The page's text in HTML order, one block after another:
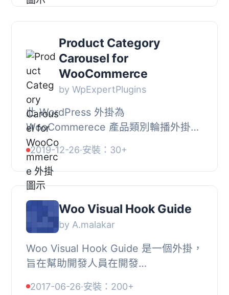
的網站運行流暢，而且它...
Product Category
Carousel for
WooCommerce
by WpExpertPlugins
此 WordPress 外掛為
WooCommerece 產品類別輪播外掛，
使用 WooCommerce 原始迴圈並顯示
您的產品設計樣式及佈局，您可以透過
快速建立器選擇分類 ID 作為 shor...
2019-12-26·安裝：30+
Woo Visual Hook Guide
by A.malakar
Woo Visual Hook Guide 是一個外掛，
旨在幫助開發人員在開發
2017-06-26·安裝：200+